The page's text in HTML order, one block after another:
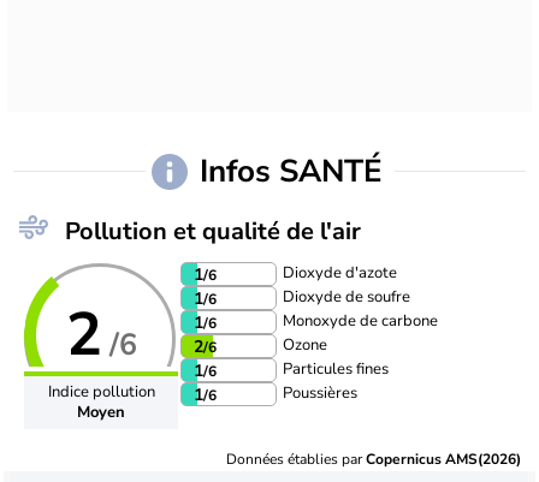
Infos SANTÉ
Pollution et qualité de l'air
2 /6
Indice pollution
Moyen
1/6 Dioxyde d'azote
1/6 Dioxyde de soufre
1/6 Monoxyde de carbone
2/6 Ozone
1/6 Particules fines
1/6 Poussières
Données établies parCopernicus AMS(2026)